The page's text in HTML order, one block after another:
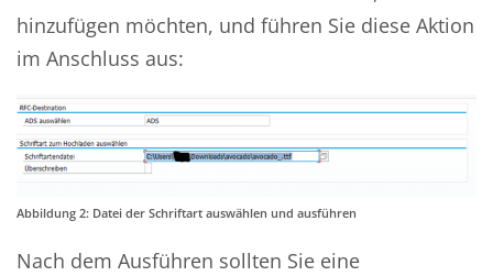
hinzufügen möchten, und führen Sie diese Aktion
im Anschluss aus:
Abbildung 2: Datei der Schriftart auswählen und ausführen
Nach dem Ausführen sollten Sie eine